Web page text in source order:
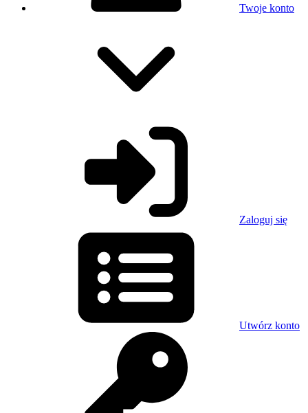
Twoje konto
Zaloguj się
Utwórz konto